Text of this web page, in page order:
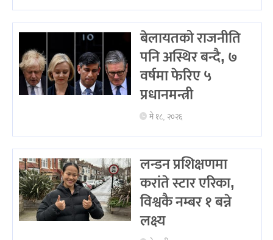
बेलायतको राजनीति
पनि अस्थिर बन्दै, ७
वर्षमा फेरिए ५
प्रधानमन्त्री
मे १८, २०२६
लन्डन प्रशिक्षणमा
करांते स्टार एरिका,
विश्वकै नम्बर १ बन्ने
लक्ष्य